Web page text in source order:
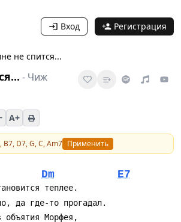
Вход Регистрация
не спится...
- Чиж
A+
B7, D7, G, C, Am7 Применить
Dm E7